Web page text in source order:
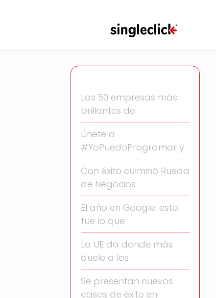
Las 50 empresas más
brillantes de
Únete a
#YoPuedoProgramar y
Con éxito culminó Rueda
de Negocios
El año en Google: esto
fue lo que
La UE da donde más
duele a los
Se presentan nuevos
casos de éxito en